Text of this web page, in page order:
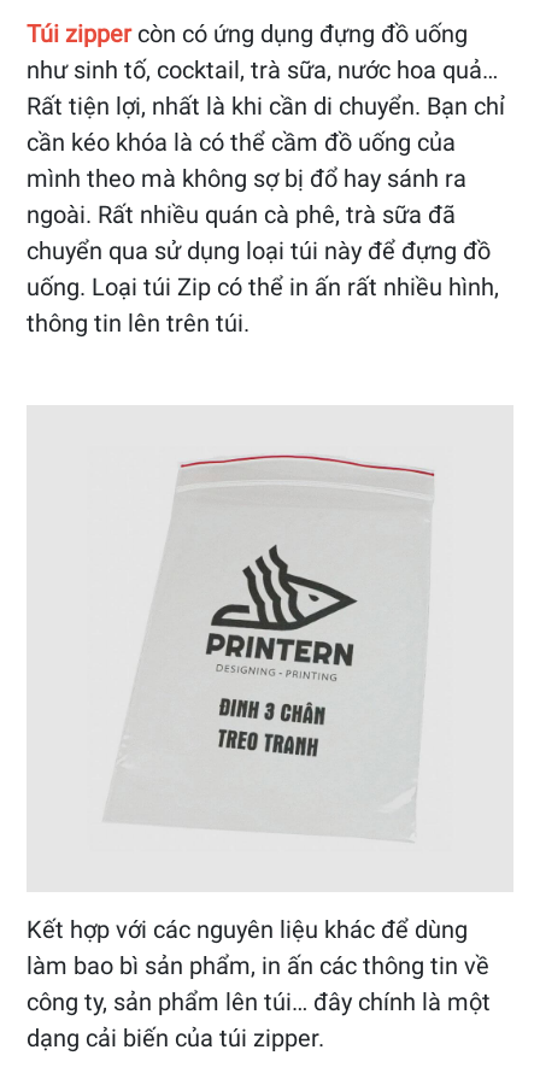
Túi zippercòn có ứng dụng đựng đồ uống
như sinh tố, cocktail, trà sữa, nước hoa quả…
Rất tiện lợi, nhất là khi cần di chuyển. Bạn chỉ
cần kéo khóa là có thể cầm đồ uống của
mình theo mà không sợ bị đổ hay sánh ra
ngoài. Rất nhiều quán cà phê, trà sữa đã
chuyển qua sử dụng loại túi này để đựng đồ
uống. Loại túi Zip có thể in ấn rất nhiều hình,
thông tin lên trên túi.
Kết hợp với các nguyên liệu khác để dùng
làm bao bì sản phẩm, in ấn các thông tin về
công ty, sản phẩm lên túi… đây chính là một
dạng cải biến của túi zipper.